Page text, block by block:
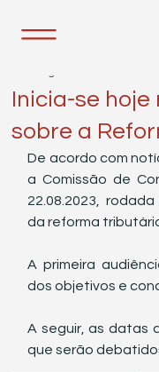
Inicia-se
sobre a
De acordo com
a Comissão de
22.08.2023,
da reforma
A primeira
dos objetivos e
A seguir, as datas
que serão